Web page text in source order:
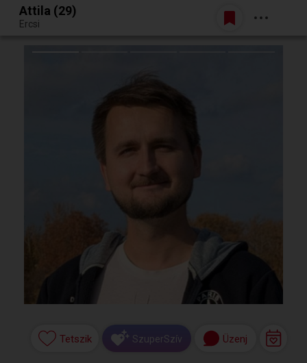
Egy jó randiból bármi lehet.
Belépés
Attila (29)
Ercsi
Tetszik SzuperSzív Üzenj